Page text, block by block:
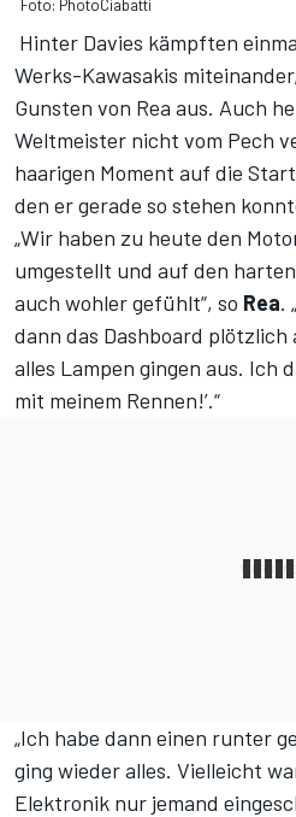
Foto: PhotoCiabatti
Hinter Davies kämpften
Werks-Kawasakis
Gunsten von Rea aus. Auch
Weltmeister nicht vom Pech
haarigen Moment auf die
den er gerade so stehen
„Wir haben zu heute den
umgestellt und auf den
auch wohler gefühlt“, so Rea.
dann das Dashboard plötzlich
alles Lampen gingen aus. Ich
mit meinem Rennen!’.“
„Ich habe dann einen runter
ging wieder alles. Vielleicht
Elektronik nur jemand